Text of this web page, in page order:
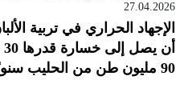
27.04.2026
90 مليون طن من الحليب سنويًا